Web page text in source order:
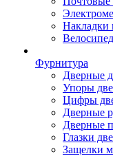
Накладки
Фурнитура
Дверные
Упоры
Цифры
Дверные
Дверные
Глазки
Защелки